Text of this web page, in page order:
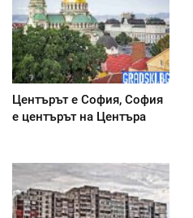
Центърът е София, София
е центърът на Центъра